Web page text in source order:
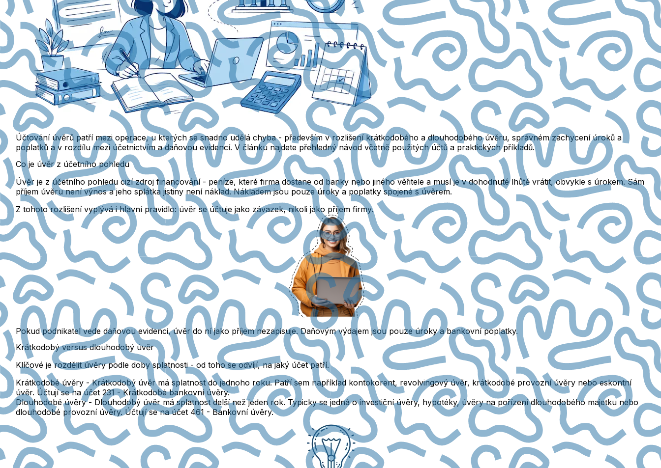
Účtování úvěrů patří mezi operace, u kterých se snadno udělá chyba - především v rozlišení krátkodobého a dlouhodobého úvěru, správném zachycení úroků a
poplatků a v rozdílu mezi účetnictvím a daňovou evidencí. V článku najdete přehledný návod včetně použitých účtů a praktických příkladů.
Co je úvěr z účetního pohledu
Úvěr je z účetního pohledu cizí zdroj financování - peníze, které firma dostane od banky nebo jiného věřitele a musí je v dohodnuté lhůtě vrátit, obvykle s úrokem. Sám
příjem úvěru není výnos a jeho splátka jistiny není náklad.Nákladem jsou pouze úroky a poplatky spojené s úvěrem.
Z tohoto rozlišení vyplývá i hlavní pravidlo: úvěr se účtuje jako závazek, nikoli jako příjem firmy.
Pokud podnikatel vede daňovou evidenci, úvěr do ní jako příjem nezapisuje.Daňovým výdajem jsou pouze úroky a bankovní poplatky.
Krátkodobý versus dlouhodobý úvěr
Klíčové je rozdělit úvěry podle doby splatnosti - od toho se odvíjí, na jaký účet patří.
Krátkodobé úvěry -Krátkodobý úvěr má splatnost do jednoho roku. Patří sem například kontokorent, revolvingový úvěr, krátkodobé provozní úvěry nebo eskontní
úvěr. Účtují se na účet 231 - Krátkodobé bankovní úvěry.
Dlouhodobé úvěry - Dlouhodobý úvěr má splatnost delší než jeden rok. Typicky se jedná o investiční úvěry, hypotéky, úvěry na pořízení dlouhodobého majetku nebo
dlouhodobé provozní úvěry. Účtují se na účet 461 - Bankovní úvěry.